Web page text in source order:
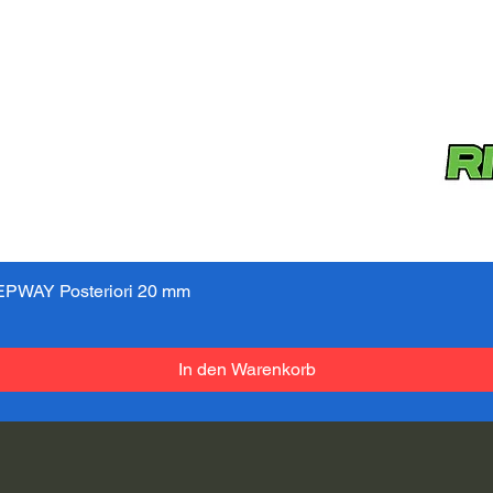
Posteriori 20 mm
In den Warenkorb